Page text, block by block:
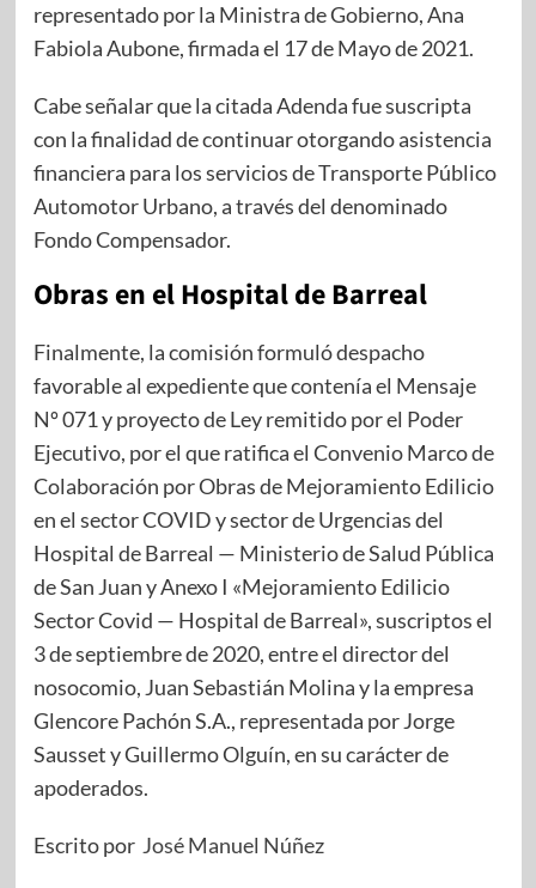
representado por la Ministra de Gobierno, Ana
Fabiola Aubone, firmada el 17 de Mayo de 2021.
Cabe señalar que la citada Adenda fue suscripta
con la finalidad de continuar otorgando asistencia
financiera para los servicios de Transporte Público
Automotor Urbano, a través del denominado
Fondo Compensador.
Obras en el Hospital de Barreal
Finalmente, la comisión formuló despacho
favorable al expediente que contenía el Mensaje
Nº 071 y proyecto de Ley remitido por el Poder
Ejecutivo, por el que ratifica el Convenio Marco de
Colaboración por Obras de Mejoramiento Edilicio
en el sector COVID y sector de Urgencias del
Hospital de Barreal — Ministerio de Salud Pública
de San Juan y Anexo I «Mejoramiento Edilicio
Sector Covid — Hospital de Barreal», suscriptos el
3 de septiembre de 2020, entre el director del
nosocomio, Juan Sebastián Molina y la empresa
Glencore Pachón S.A., representada por Jorge
Sausset y Guillermo Olguín, en su carácter de
apoderados.
Escrito por José Manuel Núñez